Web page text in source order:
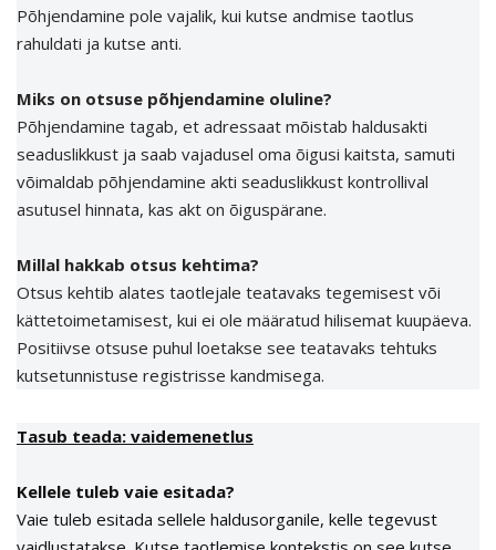
Põhjendamine pole vajalik, kui kutse andmise taotlus
rahuldati ja kutse anti.
Miks on otsuse põhjendamine oluline?
Põhjendamine tagab, et adressaat mõistab haldusakti
seaduslikkust ja saab vajadusel oma õigusi kaitsta, samuti
võimaldab põhjendamine akti seaduslikkust kontrollival
asutusel hinnata, kas akt on õiguspärane.
Millal hakkab otsus kehtima?
Otsus kehtib alates taotlejale teatavaks tegemisest või
kättetoimetamisest, kui ei ole määratud hilisemat kuupäeva.
Positiivse otsuse puhul loetakse see teatavaks tehtuks
kutsetunnistuse registrisse kandmisega.
Tasub teada: vaidemenetlus
Kellele tuleb vaie esitada?
Vaie tuleb esitada sellele haldusorganile, kelle tegevust